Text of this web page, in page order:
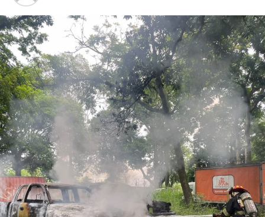
Regional para el inicio de las investigaciones
correspondientes.
Tras varios meses de proceso penal, el juez consideró
acreditada la responsabilidad de Anselmo “N”, Jesús “N”,
Diego “N”, Lauro Arturo “N”, Dana Natalia “N” y
Bonifacio “N”, imponiéndoles una pena de cuatro años y
nueve meses de prisión.
Los ahora sentenciados formaban parte de la Policía
Municipal de Coscomatepec durante la administración
del alcalde de Movimiento Ciudadano, Armando Reyes
Muñoz, y permanecerán recluidos en el Centro de
Reinserción Social de Mediana Seguridad de La Toma, en
Amatlán de los Reyes, donde cumplirán la condena.